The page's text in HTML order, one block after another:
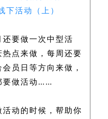
活动（上）
要做一次中型活
点来做，每周还要
员日等方向来做，
要做活动……
动的时候，帮助你